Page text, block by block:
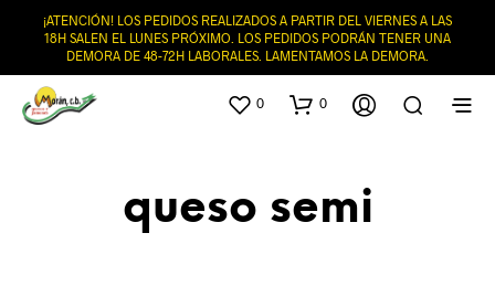
¡ATENCIÓN! LOS PEDIDOS REALIZADOS A PARTIR DEL VIERNES A LAS
18H SALEN EL LUNES PRÓXIMO. LOS PEDIDOS PODRÁN TENER UNA
DEMORA DE 48-72H LABORALES. LAMENTAMOS LA DEMORA.
0 0
queso semi